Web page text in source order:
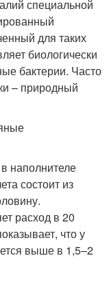
специальной
для таких
биологически
бактерии. Часто
– природный
наполнителе
состоит из
расход в 20
что у
выше в 1,5–2